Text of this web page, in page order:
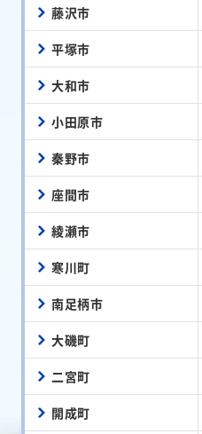
藤沢市
平塚市
大和市
小田原市
秦野市
座間市
綾瀬市
寒川町
南足柄市
大磯町
二宮町
開成町